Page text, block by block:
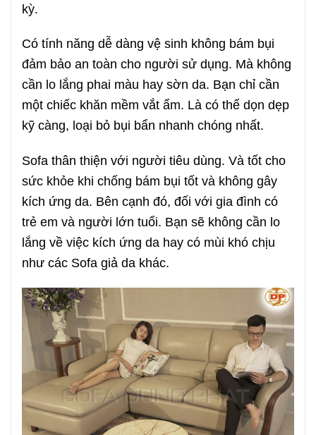
kỳ.
Có tính năng dễ dàng vệ sinh không bám bụi
đảm bảo an toàn cho người sử dụng. Mà không
cần lo lắng phai màu hay sờn da. Bạn chỉ cần
một chiếc khăn mềm vắt ẩm. Là có thể dọn dẹp
kỹ càng, loại bỏ bụi bẩn nhanh chóng nhất.
Sofa thân thiện với người tiêu dùng. Và tốt cho
sức khỏe khi chống bám bụi tốt và không gây
kích ứng da. Bên cạnh đó, đối với gia đình có
trẻ em và người lớn tuổi. Bạn sẽ không cần lo
lắng về việc kích ứng da hay có mùi khó chịu
như các Sofa giả da khác.